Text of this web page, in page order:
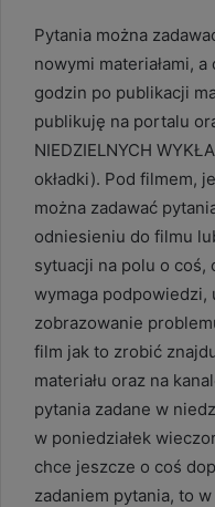
Pytania można
nowymi materiałami,
godzin po publikacji
publikuję na portalu
NIEDZIELNYCH
okładki). Pod filmem,
można zadawać
odniesieniu do filmu
sytuacji na polu o coś,
wymaga podpowiedzi,
zobrazowanie
film jak to zrobić
materiału oraz na
pytania zadane w
w poniedziałek
chce jeszcze o coś
zadaniem pytania, to